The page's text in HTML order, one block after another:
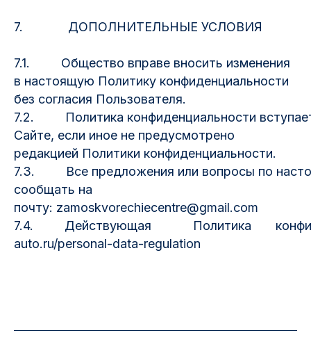
7. ДОПОЛНИТЕЛЬНЫЕ УСЛОВИЯ
7.1. Общество вправе вносить изменения
в настоящую Политику конфиденциальности
без согласия Пользователя.
7.2. Политика конфиденциальности
Сайте, если иное не предусмотрено
редакцией Политики конфиденциальности.
7.3. Все предложения или вопросы по
сообщать на
почту: zamoskvorechiecentre@gmail.com
7.4. Действующая Политика
auto.ru/personal-data-regulation